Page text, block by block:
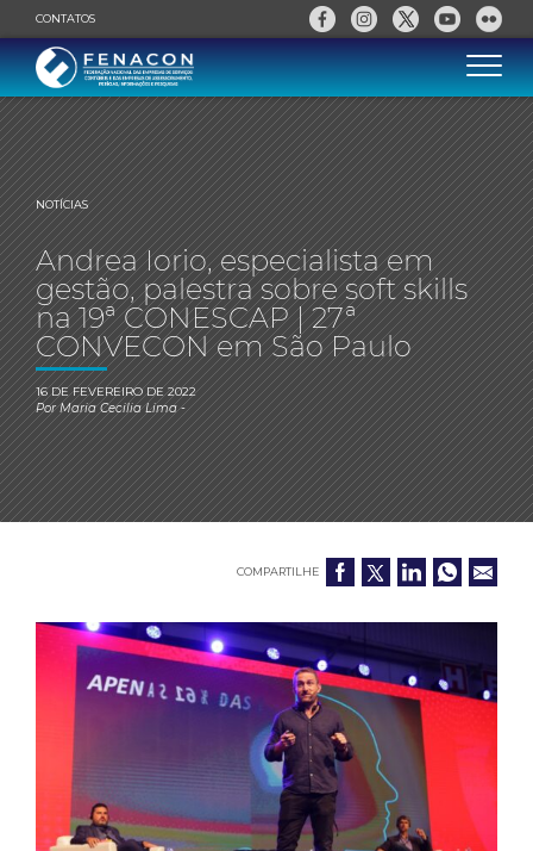
CONTATOS
NOTÍCIAS
Andrea Iorio, especialista em
gestão, palestra sobre soft skills
na 19ª CONESCAP | 27ª
CONVECON em São Paulo
16 DE FEVEREIRO DE 2022
PorMaria Cecilia Lima-
COMPARTILHE